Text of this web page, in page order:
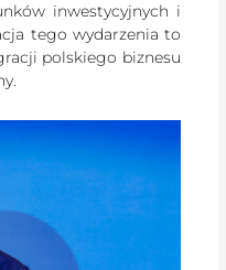
inwestycyjnych i
tego wydarzenia to
polskiego biznesu